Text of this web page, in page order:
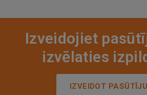
Izveidojiet
izvēlaties
IZVEIDOT